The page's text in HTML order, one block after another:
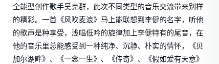
全能型创作歌手吴克群，此次不同类型的音乐交流带来别样
的精彩。一首《风吹麦浪》马上能联想到李健的名字，听他
的歌声是种享受，浅唱低吟的旋律加上李健特有的尾音，在
他的音乐里总能感受到一种纯净、沉静、朴实的情怀，《贝
加尔湖畔》、《一念一生》、《传奇》、《假如爱有天意》